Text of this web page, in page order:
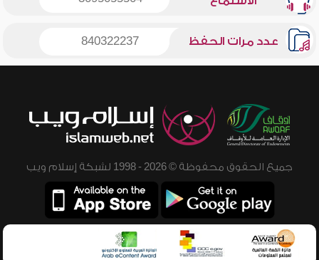
عدد مرات الحفظ 840322237
جميع الحقوق محفوظة © 2026 - 1998 لشبكة إسلام ويب